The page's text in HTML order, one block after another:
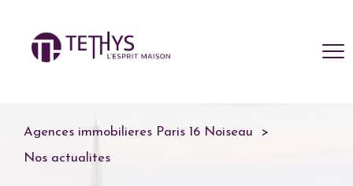
Agences immobilieres Paris 16 Noiseau
Nos actualites